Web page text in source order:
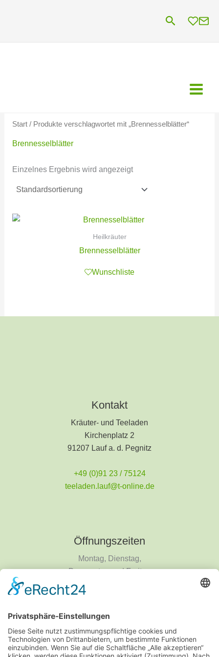
Suchen
Start/ Produkte verschlagwortet mit „Brennesselblätter“
Brennesselblätter
Einzelnes Ergebnis wird angezeigt
Heilkräuter
Brennesselblätter
Wunschliste
Kontakt
Kräuter- und Teeladen
Kirchenplatz 2
91207 Lauf a. d. Pegnitz
+49 (0)91 23 / 75124
teeladen.lauf@t-online.de
Öffnungszeiten
Montag, Dienstag,
Donnerstag und Freitag
9 - 14 Uhr